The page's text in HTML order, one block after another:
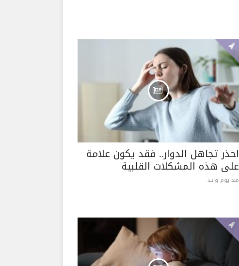
احذر تجاهل الدوار.. فقد يكون علامة
على هذه المشكلات القلبية
منذ يوم واحد